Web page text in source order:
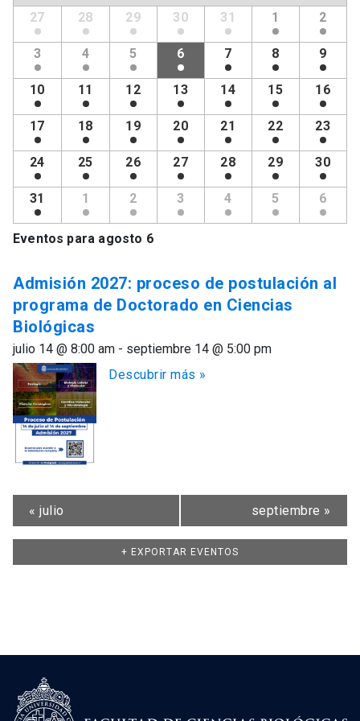
de
Eventos
Calendario
Eventos
27 28 29 30 31 1 2
3 4 5 6 7 8 9
10 11 12 13 14 15 16
17 18 19 20 21 22 23
24 25 26 27 28 29 30
31 1 2 3 4 5 6
Eventos para agosto 6
Admisión 2027: proceso de postulación al
programa de Doctorado en Ciencias
Biológicas
julio 14 @ 8:00 am - septiembre 14 @ 5:00 pm
Descubrir más »
« julio septiembre »
+ EXPORTAR EVENTOS